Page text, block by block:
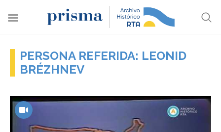
PERSONA REFERIDA: LEONID
BRÉZHNEV